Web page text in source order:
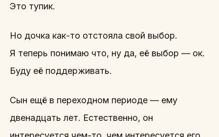
Это тупик.
Но дочка как-то отстояла свой выбор.
Я теперь понимаю что, ну да, её выбор — ок.
Буду её поддерживать.
Сын ещё в переходном периоде — ему
двенадцать лет. Естественно, он